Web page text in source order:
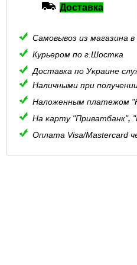
Доставка
Самовывоз из магазина
Курьером по г.Шостка
Доставка по Украине
Наличными при получении
Наложенным платежом
На карту "Приватбанк",
Оплата Visa/Mastercard